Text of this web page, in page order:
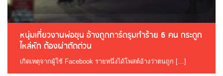
หนุ่มเที่ยวงานพ่อขุน อ้างถูกการ์ดรุมทำร้าย 6 คน กระดูก
ไหล่หัก ต้องผ่าตัดด่วน
เกิดเหตุจากผู้ใช้ Facebook รายหนึ่งได้โพสต์อ้างว่าตนถูก […]